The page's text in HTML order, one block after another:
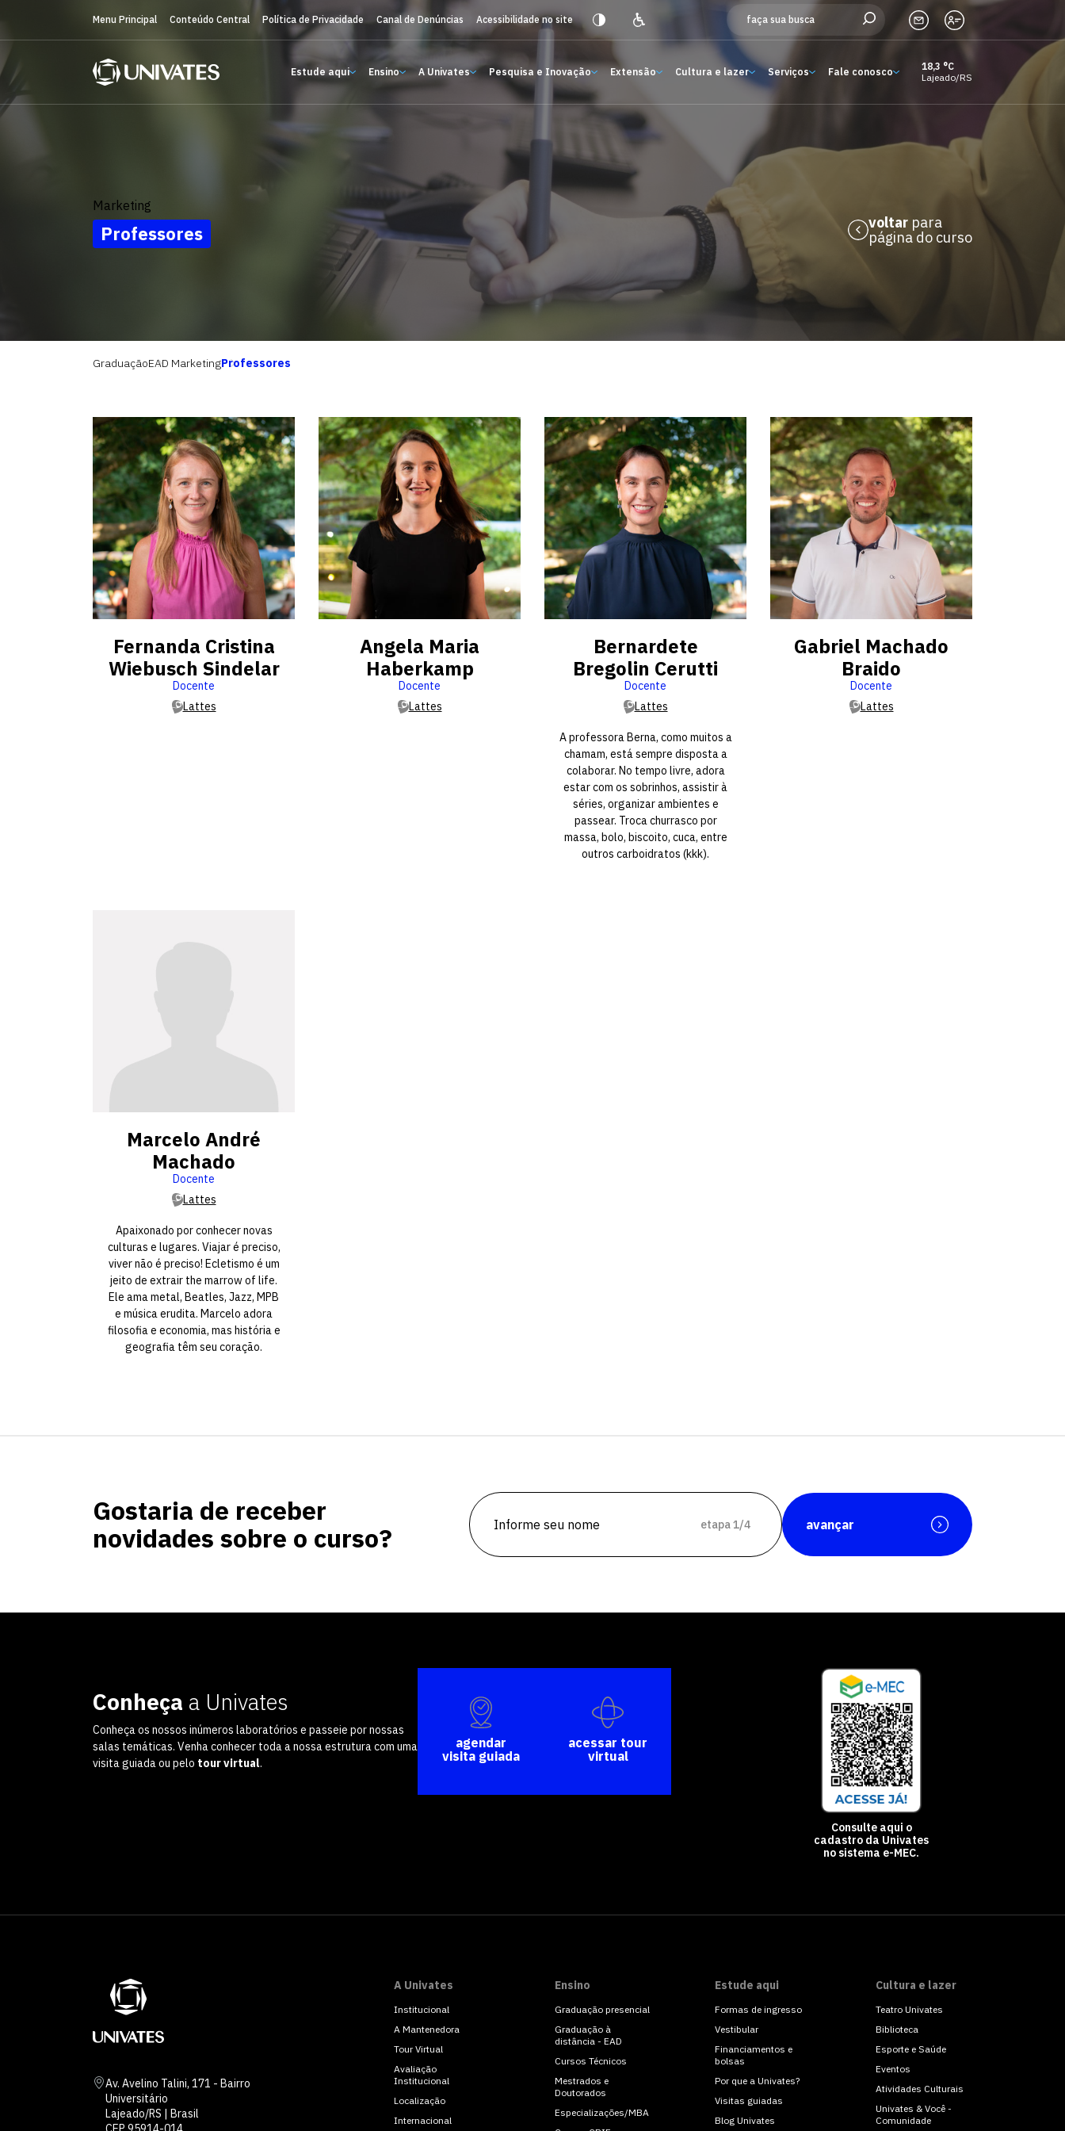
Menu Principal Conteúdo Central Política de Privacidade Canal de Denúncias Acessibilidade no site
Estude aqui Ensino A Univates Pesquisa e Inovação Extensão Cultura e lazer Serviços Fale conosco
18,3 °C
Lajeado/RS
Estude aqui
A Univates
Extensão
Cultura e lazer
Serviços
Marketing
Professores voltar para
página do curso
GraduaçãoEAD MarketingProfessores
Fernanda Cristina
Wiebusch Sindelar
Docente
Lattes
Angela Maria
Haberkamp
Docente
Lattes
Bernardete
Bregolin Cerutti
Docente
Lattes
A professora Berna, como muitos a
chamam, está sempre disposta a
colaborar. No tempo livre, adora
estar com os sobrinhos, assistir à
séries, organizar ambientes e
passear. Troca churrasco por
massa, bolo, biscoito, cuca, entre
outros carboidratos (kkk).
Gabriel Machado
Braido
Docente
Lattes
Marcelo André
Machado
Docente
Lattes
Apaixonado por conhecer novas
culturas e lugares. Viajar é preciso,
viver não é preciso! Ecletismo é um
jeito de extrair the marrow of life.
Ele ama metal, Beatles, Jazz, MPB
e música erudita. Marcelo adora
filosofia e economia, mas história e
geografia têm seu coração.
Gostaria de receber
novidades sobre o curso?
etapa 1/4 avançar
Conheça a Univates
Conheça os nossos inúmeros laboratórios e passeie por nossas
salas temáticas. Venha conhecer toda a nossa estrutura com uma
visita guiada ou pelo tour virtual.
agendar
visita guiada
acessar tour
virtual
Consulte aqui o
cadastro da Univates
no sistema e-MEC.
Av. Avelino Talini, 171 - Bairro
Universitário
Lajeado/RS | Brasil
A Univates
Institucional
A Mantenedora
Tour Virtual
Avaliação
Institucional
Localização
Internacional
Ensino
Graduação presencial
Graduação à
distância - EAD
Cursos Técnicos
Mestrados e
Doutorados
Especializações/MBA
Estude aqui
Formas de ingresso
Vestibular
Financiamentos e
bolsas
Por que a Univates?
Visitas guiadas
Blog Univates
Cultura e lazer
Teatro Univates
Biblioteca
Esporte e Saúde
Eventos
Atividades Culturais
Univates & Você -
Comunidade